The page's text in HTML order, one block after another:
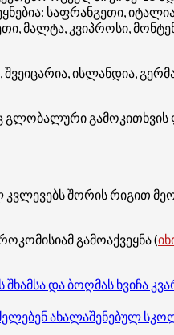
საფრანგეთი,
მალტა, კვიპროსი,
ისლანდია,
გლობალური გამოკითხვის
კვლევებს შორის რიგით
გამოაქვეყნა (
და ბოღმას ხვიჩა
ახალაშენებულ